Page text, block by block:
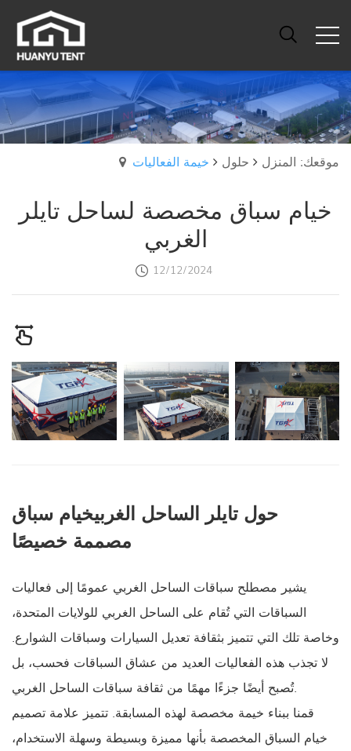
موقعك: المنزل حلول خيمة الفعاليات
خيام سباق مخصصة لساحل تايلر
الغربي
12/12/2024
حول تايلر الساحل الغربيخيام سباق
مصممة خصيصًا
يشير مصطلح سباقات الساحل الغربي عمومًا إلى فعاليات
السباقات التي تُقام على الساحل الغربي للولايات المتحدة،
وخاصة تلك التي تتميز بثقافة تعديل السيارات وسباقات الشوارع.
لا تجذب هذه الفعاليات العديد من عشاق السباقات فحسب، بل
تُصبح أيضًا جزءًا مهمًا من ثقافة سباقات الساحل الغربي.
قمنا ببناء خيمة مخصصة لهذه المسابقة. تتميز علامة تصميم
خيام السباق المخصصة بأنها مميزة وبسيطة وسهلة الاستخدام،